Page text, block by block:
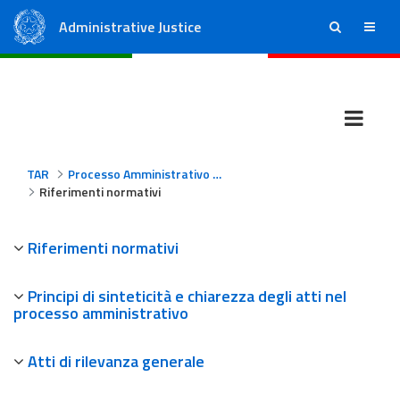
Administrative Justice ricerca menu
TAR
Processo Amministrativo Telematico
Riferimenti normativi
Riferimenti normativi
Principi di sinteticità e chiarezza degli atti nel
processo amministrativo
Atti di rilevanza generale